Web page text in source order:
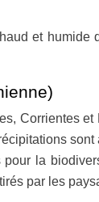
et
Corrientes
la
par les